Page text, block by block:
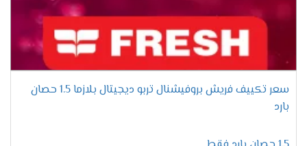
تعرف على الفرق بين
موديلات تكييف فريش2024
مميزات تكييف فريش سمارت
"ديجيتال بالبلازما" .
التميز بسرعة التبريد السريع
يحتوى تكييف فريش على المواصفات الجديدة
سعر تكييف فريش بروفيشنال تربو ديجيتال بلازما 1.5 حصان
بارد